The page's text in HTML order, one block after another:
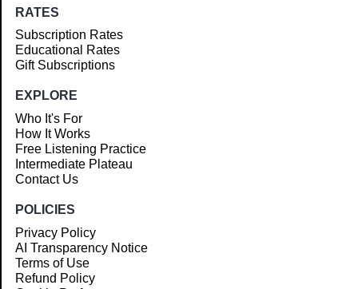
RATES
Subscription Rates
Educational Rates
Gift Subscriptions
EXPLORE
Who It's For
How It Works
Free Listening Practice
Intermediate Plateau
Contact Us
POLICIES
Privacy Policy
AI Transparency Notice
Terms of Use
Refund Policy